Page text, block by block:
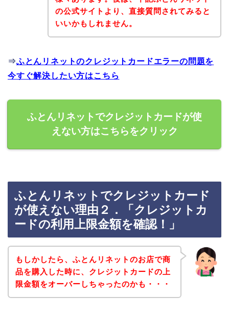
の公式サイトより、直接質問されてみると
いいかもしれません。
⇒ふとんリネットのクレジットカードエラーの問題を
今すぐ解決したい方はこちら
ふとんリネットでクレジットカードが使
えない方はこちらをクリック
ふとんリネットでクレジットカード
が使えない理由２．「クレジットカ
ードの利用上限金額を確認！」
もしかしたら、ふとんリネットのお店で商
品を購入した時に、クレジットカードの上
限金額をオーバーしちゃったのかも・・・